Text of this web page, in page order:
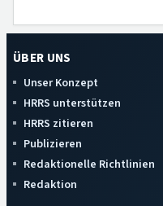
ÜBER UNS
Unser Konzept
HRRS unterstützen
HRRS zitieren
Publizieren
Redaktionelle Richtlinien
Redaktion